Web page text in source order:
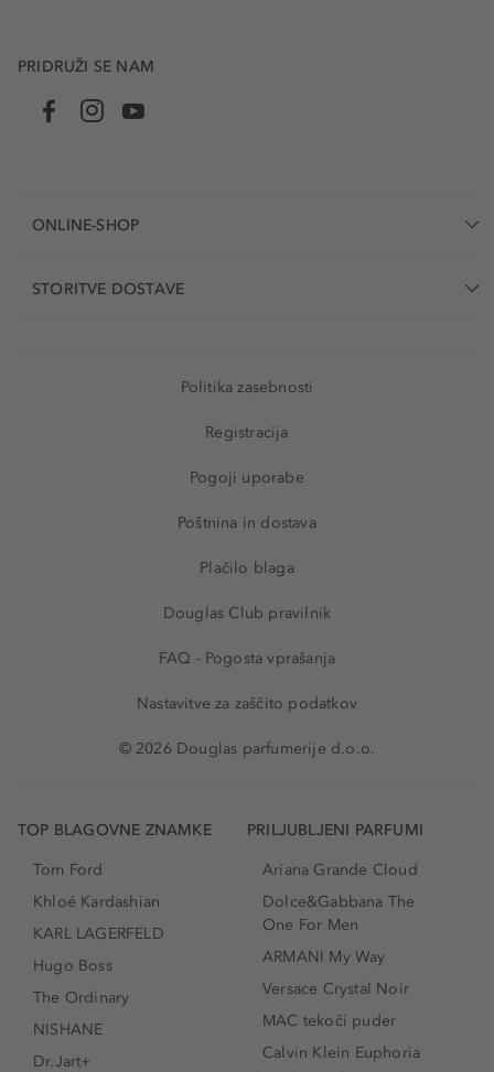
PRIDRUŽI SE NAM
ONLINE-SHOP
STORITVE DOSTAVE
Politika zasebnosti
Registracija
Pogoji uporabe
Poštnina in dostava
Plačilo blaga
Douglas Club pravilnik
FAQ - Pogosta vprašanja
Nastavitve za zaščito podatkov
© 2026 Douglas parfumerije d.o.o.
TOP BLAGOVNE ZNAMKE
Tom Ford
Khloé Kardashian
KARL LAGERFELD
Hugo Boss
The Ordinary
NISHANE
Dr.Jart+
PRILJUBLJENI PARFUMI
Ariana Grande Cloud
Dolce&Gabbana The
One For Men
ARMANI My Way
Versace Crystal Noir
MAC tekoči puder
Calvin Klein Euphoria